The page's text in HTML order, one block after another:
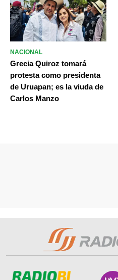
NACIONAL
Grecia Quiroz tomará
protesta como presidenta
de Uruapan; es la viuda de
Carlos Manzo